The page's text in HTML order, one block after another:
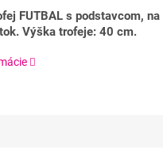
FUTBAL s podstavcom,
Výška trofeje: 40 cm.